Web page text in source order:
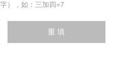
），如：三加四=7